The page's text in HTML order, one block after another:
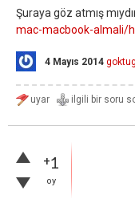
Şuraya göz atmış
mac-macbook-almali/
4 Mayıs 2014 goktug
+1
oy